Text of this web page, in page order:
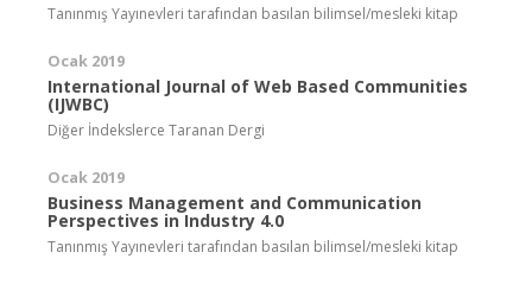
Tanınmış Yayınevleri tarafından basılan bilimsel/mesleki kitap
Ocak 2019
International Journal of Web Based Communities
(IJWBC)
Diğer İndekslerce Taranan Dergi
Ocak 2019
Business Management and Communication
Perspectives in Industry 4.0
Tanınmış Yayınevleri tarafından basılan bilimsel/mesleki kitap